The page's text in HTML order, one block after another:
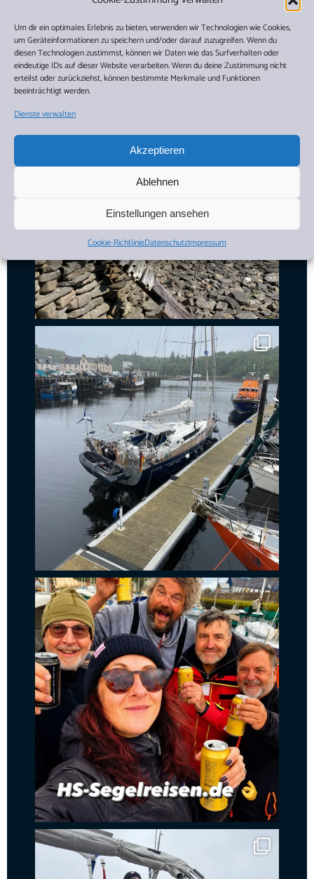
Um dir ein optimales Erlebnis zu bieten, verwenden wir Technologien wie Cookies,
um Geräteinformationen zu speichern und/oder darauf zuzugreifen. Wenn du
diesen Technologien zustimmst, können wir Daten wie das Surfverhalten oder
eindeutige IDs auf dieser Website verarbeiten. Wenn du deine Zustimmung nicht
erteilst oder zurückziehst, können bestimmte Merkmale und Funktionen
beeinträchtigt werden.
Dienste verwalten
Akzeptieren
Ablehnen
Einstellungen ansehen
Cookie-RichtlinieDatenschutzImpressum